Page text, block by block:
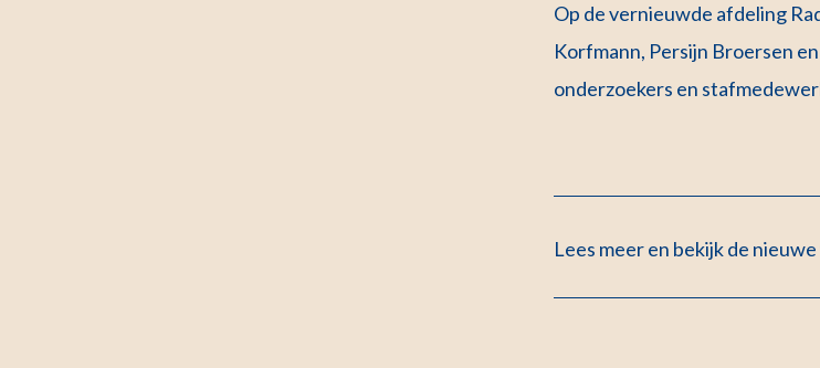
Op de vernieuwde afdeling
Korfmann, Persijn Broersen
onderzoekers en
Lees meer en bekijk de